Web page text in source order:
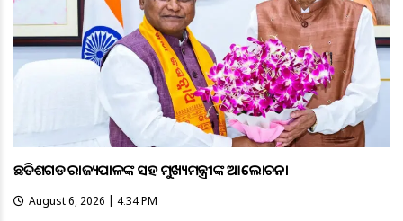
ଛତିଶଗଡ ରାଜ୍ୟପାଳଙ୍କ ସହ ମୁଖ୍ୟମନ୍ତ୍ରୀଙ୍କ ଆଲୋଚନା
August 6, 2026 | 4:34 PM